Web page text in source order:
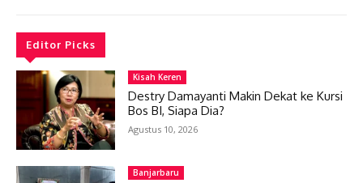
Editor Picks
Kisah Keren
Destry Damayanti Makin Dekat ke Kursi
Bos BI, Siapa Dia?
Agustus 10, 2026
Banjarbaru